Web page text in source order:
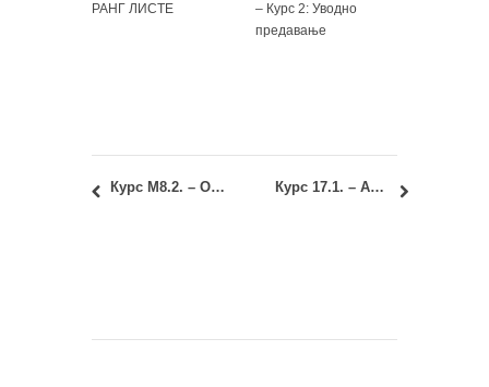
РАНГ ЛИСТЕ
– Курс 2: Уводно
предавање
Курс М8.2. – Основе симболичке и естетске комуникације у архитектури: Враћање портфолија Курс 17.1. – Архитектура и уметност Европе у доба неокласицизма и романтизма: Враћање портфолија